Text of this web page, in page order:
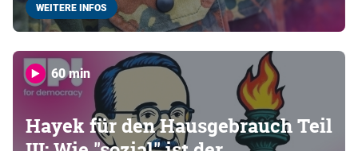
WEITERE INFOS
60 min
Hayek für den Hausgebrauch Teil